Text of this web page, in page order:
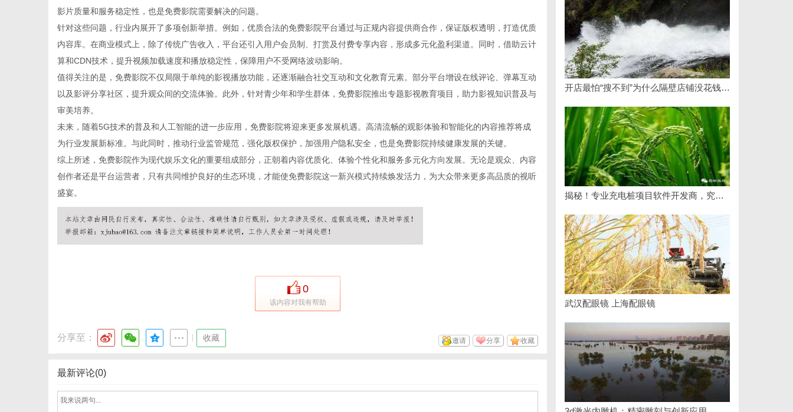
影片质量和服务稳定性，也是免费影院需要解决的问题。
针对这些问题，行业内展开了多项创新举措。例如，优质合法的免费影院平台通过与正规内容提供商合作，保证版权透明，打造优质
内容库。在商业模式上，除了传统广告收入，平台还引入用户会员制、打赏及付费专享内容，形成多元化盈利渠道。同时，借助云计
算和CDN技术，提升视频加载速度和播放稳定性，保障用户不受网络波动影响。
值得关注的是，免费影院不仅局限于单纯的影视播放功能，还逐渐融合社交互动和文化教育元素。部分平台增设在线评论、弹幕互动
以及影评分享社区，提升观众间的交流体验。此外，针对青少年和学生群体，免费影院推出专题影视教育项目，助力影视知识普及与
审美培养。
未来，随着5G技术的普及和人工智能的进一步应用，免费影院将迎来更多发展机遇。高清流畅的观影体验和智能化的内容推荐将成
为行业发展新标准。与此同时，推动行业监管规范，强化版权保护，加强用户隐私安全，也是免费影院持续健康发展的关键。
综上所述，免费影院作为现代娱乐文化的重要组成部分，正朝着内容优质化、体验个性化和服务多元化方向发展。无论是观众、内容
创作者还是平台运营者，只有共同维护良好的生态环境，才能使免费影院这一新兴模式持续焕发活力，为大众带来更多高品质的视听
盛宴。
0
该内容对我有帮助
分享至： 收藏 收藏
分享
邀请
最新评论(0)
开店最怕“搜不到”为什么隔壁店铺没花钱，ai却天天给他免费派单？
揭秘！专业充电桩项目软件开发商，究竟藏着哪些行业秘诀？
武汉配眼镜 上海配眼镜